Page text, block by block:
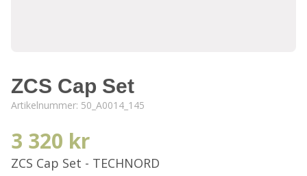
ZCS Cap Set
Artikelnummer: 50_A0014_145
3 320 kr
ZCS Cap Set - TECHNORD